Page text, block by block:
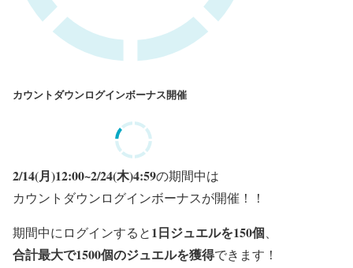
カウントダウンログインボーナス開催
2/14(月)12:00~2/24(木)4:59の期間中は
カウントダウンログインボーナスが開催！！
期間中にログインすると1日ジュエルを150個
合計最大で1500個のジュエルを獲得できます！